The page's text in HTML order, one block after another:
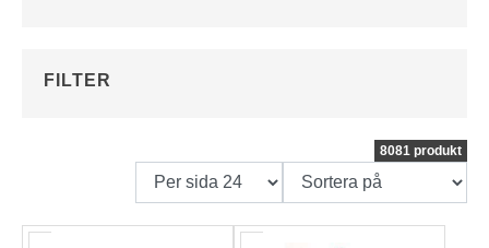
Om oss
HD-Merch
FILTER
8081 produkt